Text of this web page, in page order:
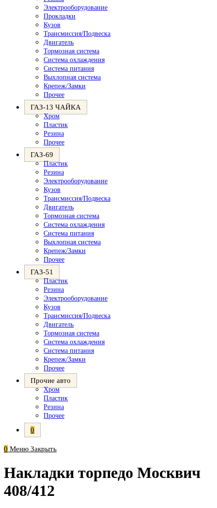
Электрооборудование
Прокладки
Кузов
Трансмиссия/Подвеска
Двигатель
Тормозная система
Система охлаждения
Система питания
Выхлопная система
Крепеж/Замки
Прочее
ГАЗ-13 ЧАЙКА
Хром
Пластик
Резина
Прочее
ГАЗ-69
Пластик
Резина
Электрооборудование
Кузов
Трансмиссия/Подвеска
Двигатель
Тормозная система
Система охлаждения
Система питания
Выхлопная система
Крепеж/Замки
Прочее
ГАЗ-51
Пластик
Резина
Электрооборудование
Кузов
Трансмиссия/Подвеска
Двигатель
Тормозная система
Система охлаждения
Система питания
Крепеж/Замки
Прочее
Прочие авто
Хром
Пластик
Резина
Прочее
0
0 Меню Закрыть
Накладки торпедо Москвич
408/412